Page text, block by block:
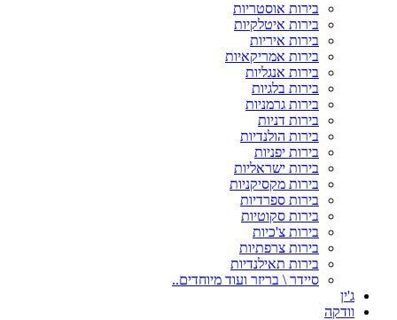
בירות אוסטריות
בירות איטלקיות
בירות איריות
בירות אמריקאיות
בירות אנגליות
בירות בלגיות
בירות גרמניות
בירות דניות
בירות הולנדיות
בירות יפניות
בירות ישראליות
בירות מקסיקניות
בירות ספרדיות
בירות סקוטיות
בירות צ'כיות
בירות צרפתיות
בירות תאילנדיות
סיידר \ בריזר ועוד מיוחדים..
ג'ין
וודקה